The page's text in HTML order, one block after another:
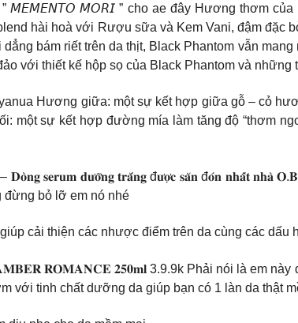
𝘔𝘌𝘔𝘌𝘕𝘛𝘖 𝘔𝘖𝘙𝘐 ” cho ae đây Hương thơm của
hài hoà với Rượu sữa và Kem Vani, đậm đặc
bám riết trên da thịt, Black Phantom vẫn
với thiết kế hộp sọ của Black Phantom và những
Hương giữa: một sự kết hợp giữa gỗ – cỏ
một sự kết hợp đường mía làm tăng độ “thơm
𝐬𝐞𝐫𝐮𝐦 𝐝𝐮̛𝐨̛̃𝐧𝐠 𝐭𝐫𝐚̆́𝐧𝐠 đ𝐮̛𝐨̛̣𝐜 𝐬𝐚̆𝐧 đ𝐨́𝐧 𝐧𝐡𝐚̂́𝐭 𝐧𝐡𝐚̀
đừng bỏ lỡ em nó nhé
cải thiện các nhược điểm trên da cùng các dấu
𝐑𝐎𝐌𝐀𝐍𝐂𝐄 𝟐𝟓𝟎𝐦𝐥 3.9.9k Phải nói là em này
với tinh chất dưỡng da giúp bạn có 1 làn da thật